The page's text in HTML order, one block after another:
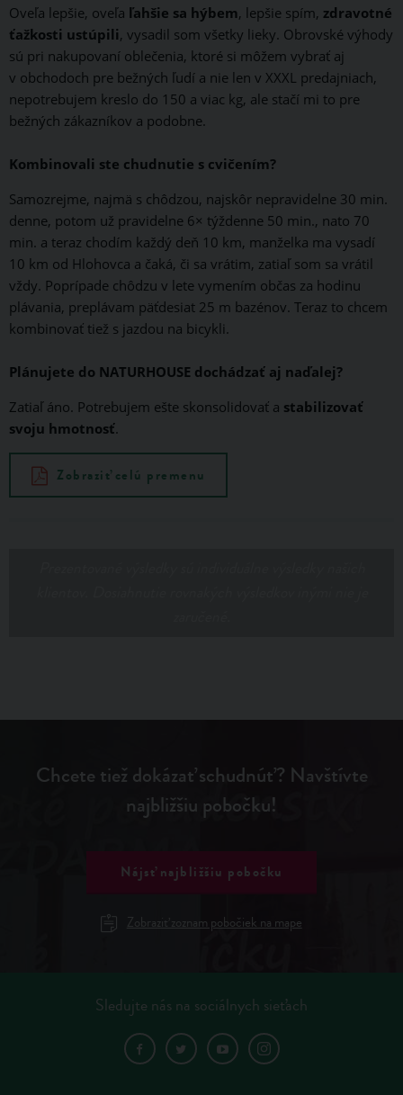
Oveľa lepšie, oveľa ľahšie sa hýbem, lepšie spím, zdravotné
ťažkosti ustúpili, vysadil som všetky lieky. Obrovské výhody
sú pri nakupovaní oblečenia, ktoré si môžem vybrať aj
v obchodoch pre bežných ľudí a nie len v XXXL predajniach,
nepotrebujem kreslo do 150 a viac kg, ale stačí mi to pre
bežných zákazníkov a podobne.
Kombinovali ste chudnutie s cvičením?
Samozrejme, najmä s chôdzou, najskôr nepravidelne 30 min.
denne, potom už pravidelne 6× týždenne 50 min., nato 70
min. a teraz chodím každý deň 10 km, manželka ma vysadí
10 km od Hlohovca a čaká, či sa vrátim, zatiaľ som sa vrátil
vždy. Poprípade chôdzu v lete vymením občas za hodinu
plávania, preplávam päťdesiat 25 m bazénov. Teraz to chcem
kombinovať tiež s jazdou na bicykli.
Plánujete do NATURHOUSE dochádzať aj naďalej?
Zatiaľ áno. Potrebujem ešte skonsolidovať a stabilizovať
svoju hmotnosť.
Zobraziť celú premenu
Chcete tiež dokázať schudnúť? Navštívte
najbližšiu pobočku!
Nájsť najbližšiu pobočku
Zobraziť zoznam pobočiek na mape
Sledujte nás na sociálnych sieťach